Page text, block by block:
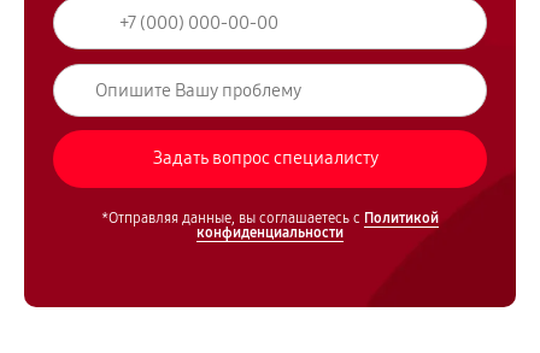
*Отправляя данные, вы соглашаетесь с Политикой
конфиденциальности